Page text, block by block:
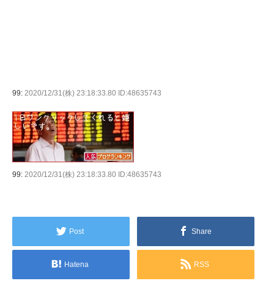
99: 2020/12/31(株) 23:18:33.80 ID:48635743
99: 2020/12/31(株) 23:18:33.80 ID:48635743
Post Share
Hatena RSS